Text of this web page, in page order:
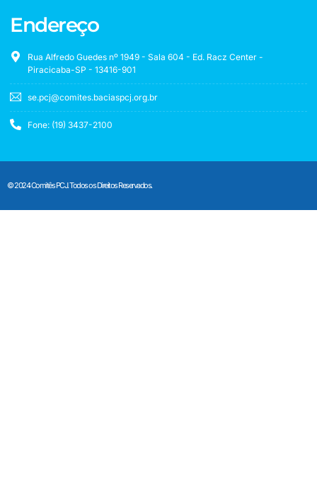
Endereço
Rua Alfredo Guedes nº 1949 - Sala 604 - Ed. Racz Center -
Piracicaba-SP - 13416-901
se.pcj@comites.baciaspcj.org.br
Fone: (19) 3437-2100
© 2024 Comitês PCJ. Todos os Direitos Reservados.